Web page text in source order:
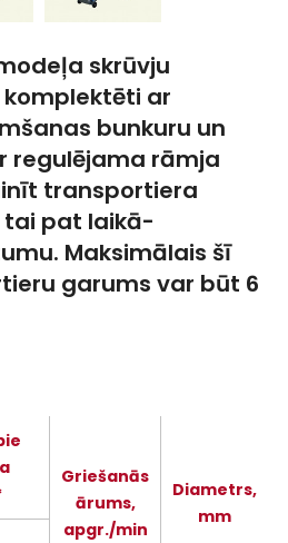
skrūvju
ar
bunkuru un
regulējama rāmja
transportiera
tai pat laikā-
Maksimālais šī
garums var būt 6
Griešanās
ārums,
apgr./min
Diametrs,
mm